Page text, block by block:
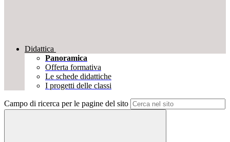
Didattica
Panoramica
Offerta formativa
Le schede didattiche
I progetti delle classi
Campo di ricerca per le pagine del sito